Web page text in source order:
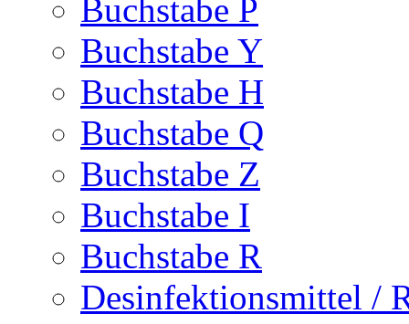
Buchstabe P
Buchstabe Y
Buchstabe H
Buchstabe Q
Buchstabe Z
Buchstabe I
Buchstabe R
Desinfektionsmittel /